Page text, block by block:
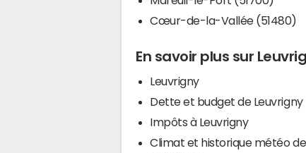
Cœur-de-la-Vallée (51480)
En savoir plus sur
Leuvrigny
Dette et budget de Leuvrigny
Impôts à Leuvrigny
Climat et historique météo de